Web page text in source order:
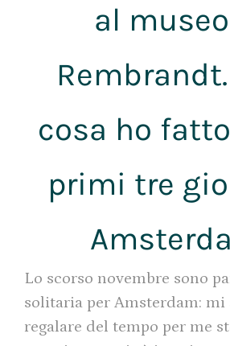
al
cosa ho
primi tre
Lo scorso novembre sono
solitaria per Amsterdam: mi
regalare del tempo per me